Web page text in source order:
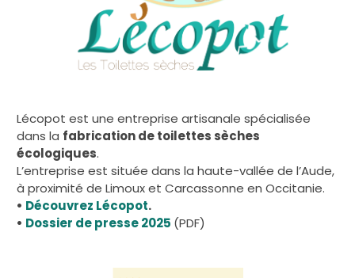
Lécopot est une entreprise artisanale spécialisée
dans la fabrication de toilettes sèches
écologiques.
L’entreprise est située dans la haute-vallée de l’Aude,
à proximité de Limoux et Carcassonne en Occitanie.
• Découvrez Lécopot.
• Dossier de presse 2025 (PDF)